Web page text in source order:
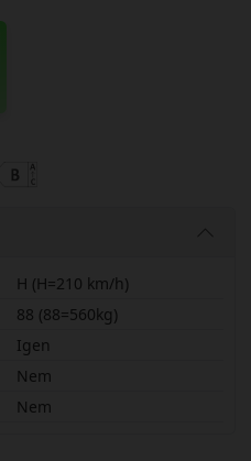
H (H=210 km/h)
88 (88=560kg)
Igen
Nem
Nem